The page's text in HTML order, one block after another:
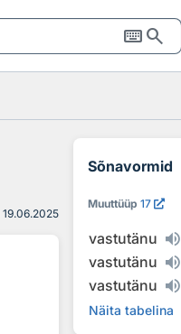
keyboardsearch
19.06.2025
Sõnavormid
Muuttüüp 17
vastutänu
vastutänu
vastutänu
Näita tabelina